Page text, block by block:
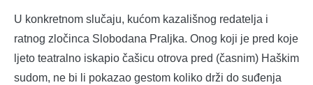
U konkretnom slučaju, kućom kazališnog redatelja i
ratnog zločinca Slobodana Praljka. Onog koji je pred koje
ljeto teatralno iskapio čašicu otrova pred (časnim) Haškim
sudom, ne bi li pokazao gestom koliko drži do suđenja